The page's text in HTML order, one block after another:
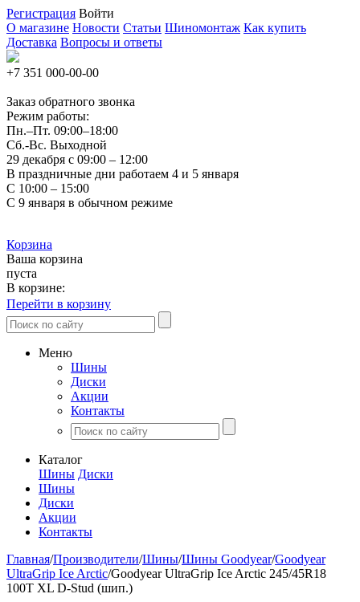
Регистрация Войти
О магазине Новости Статьи Шиномонтаж Как купить
Доставка Вопросы и ответы
+7 351 000-00-00
Заказ обратного звонка
Режим работы:
Пн.–Пт. 09:00–18:00
Сб.-Вс. Выходной
29 декабря с 09:00 – 12:00
В праздничные дни работаем 4 и 5 января
С 10:00 – 15:00
С 9 января в обычном режиме
Корзина
Ваша корзина
пуста
В корзине:
Перейти в корзину
Меню
Шины
Диски
Акции
Контакты
Каталог
Шины Диски
Шины
Диски
Акции
Контакты
Главная/Производители/Шины/Шины Goodyear/Goodyear
UltraGrip Ice Arctic/Goodyear UltraGrip Ice Arctic 245/45R18
100T XL D-Stud (шип.)